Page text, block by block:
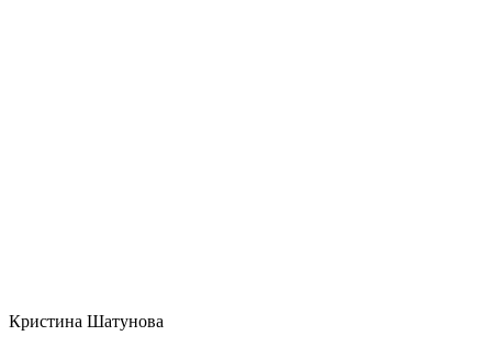
Кристина Шатунова